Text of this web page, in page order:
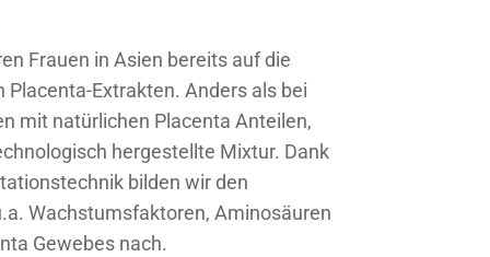
Frauen in Asien bereits auf die
Placenta-Extrakten. Anders als bei
mit natürlichen Placenta Anteilen,
hergestellte Mixtur. Dank
bilden wir den
Wachstumsfaktoren, Aminosäuren
Gewebes nach.